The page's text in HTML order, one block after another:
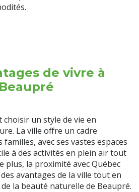
de vivre à
Beaupré
choisir un style de vie en
La ville offre un cadre
avec ses vastes espaces
à des activités en plein air tout
plus, la proximité avec Québec
avantages de la ville tout en
la beauté naturelle de Beaupré.